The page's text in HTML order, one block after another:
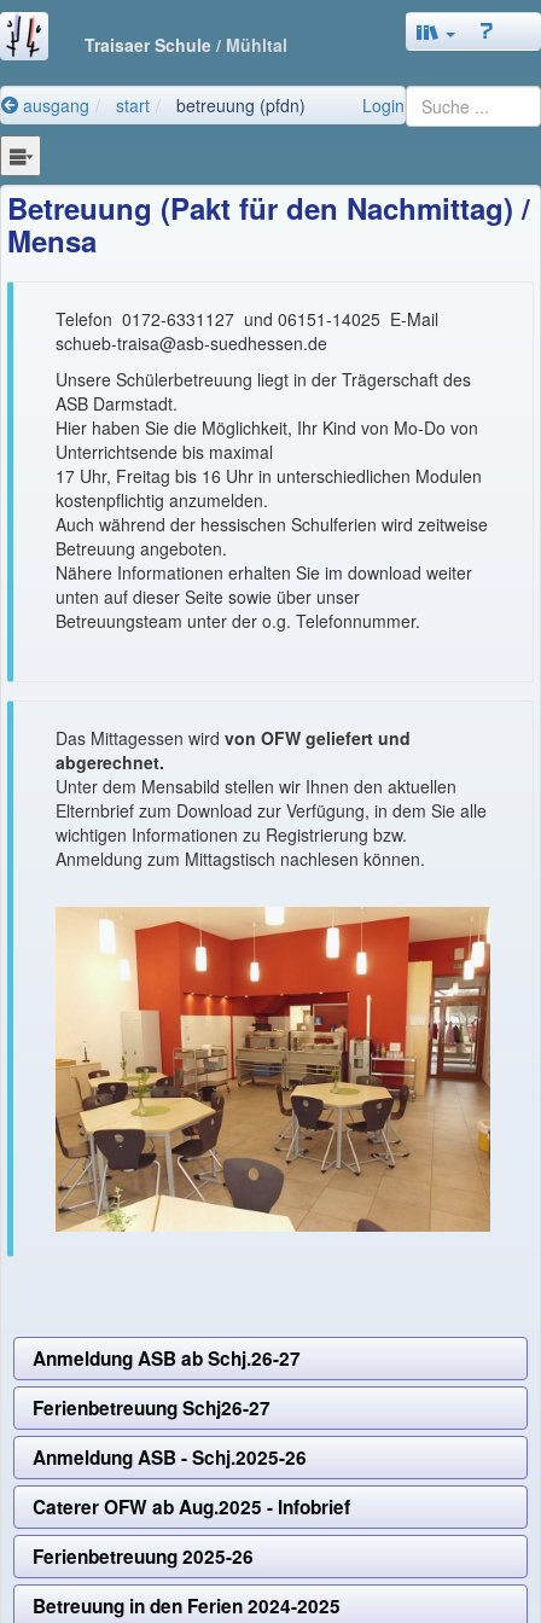
Traisaer Schule / Mühltal
ausgang start betreuung (pfdn) Login
Betreuung (Pakt für den Nachmittag) /
Mensa
Telefon 0172-6331127 und 06151-14025 E-Mail
schueb-traisa@asb-suedhessen.de
Unsere Schülerbetreuung liegt in der Trägerschaft des
ASB Darmstadt.
Hier haben Sie die Möglichkeit, Ihr Kind von Mo-Do von
Unterrichtsende bis maximal
17 Uhr, Freitag bis 16 Uhr in unterschiedlichen Modulen
kostenpflichtig anzumelden.
Auch während der hessischen Schulferien wird zeitweise
Betreuung angeboten.
Nähere Informationen erhalten Sie im download weiter
unten auf dieser Seite sowie über unser
Betreuungsteam unter der o.g. Telefonnummer.
Das Mittagessen wird von OFW geliefert und
abgerechnet.
Unter dem Mensabild stellen wir Ihnen den aktuellen
Elternbrief zum Download zur Verfügung, in dem Sie alle
wichtigen Informationen zu Registrierung bzw.
Anmeldung zum Mittagstisch nachlesen können.
Anmeldung ASB ab Schj.26-27
Ferienbetreuung Schj26-27
Anmeldung ASB - Schj.2025-26
Caterer OFW ab Aug.2025 - Infobrief
Ferienbetreuung 2025-26
Betreuung in den Ferien 2024-2025